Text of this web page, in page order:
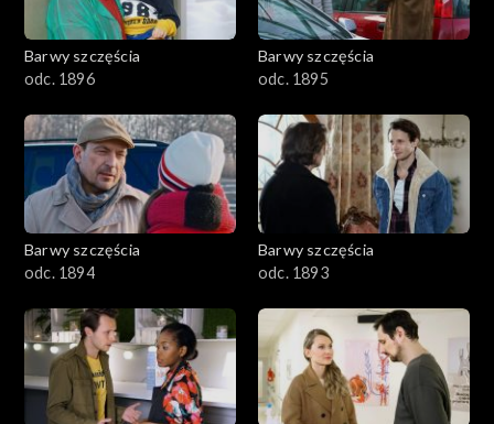
2401–2500
2301–2400
2201–2300
2101–2200
2001–2100
1801–1900
1701–1800
Barwy szczęścia
odc. 1896
Barwy szczęścia
odc. 1895
Barwy szczęścia
odc. 1894
Barwy szczęścia
odc. 1893